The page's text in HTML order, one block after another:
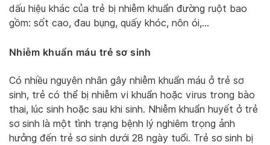
dấu hiệu khác của trẻ bị nhiễm khuẩn đường ruột bao
gồm: sốt cao, đau bụng, quấy khóc, nôn ói,…
Nhiễm khuẩn máu trẻ sơ sinh
Có nhiều nguyên nhân gây nhiễm khuẩn máu ở trẻ sơ
sinh, trẻ có thể bị nhiễm vi khuẩn hoặc virus trong bào
thai, lúc sinh hoặc sau khi sinh. Nhiễm khuẩn huyết ở trẻ
sơ sinh là một tình trạng bệnh lý nghiêm trọng ảnh
hưởng đến trẻ sơ sinh dưới 28 ngày tuổi. Trẻ sơ sinh bị